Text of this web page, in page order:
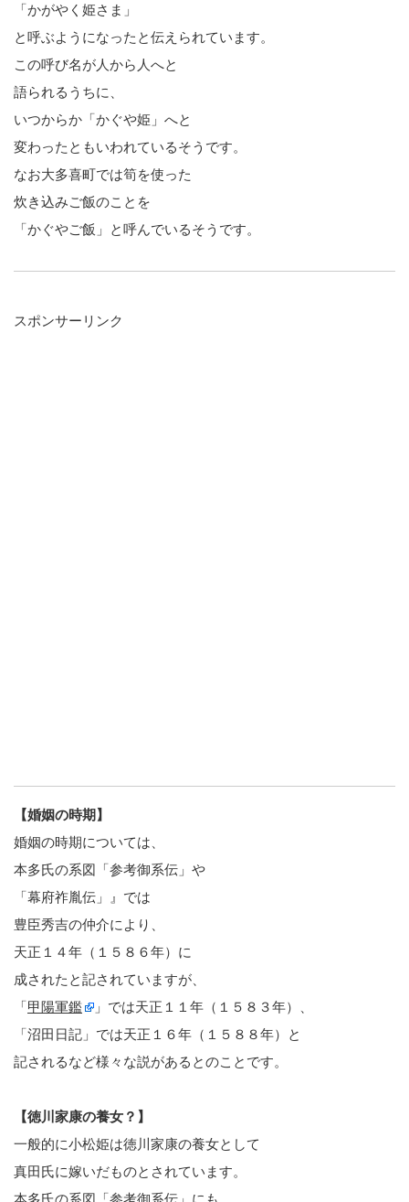
「かがやく姫さま」
と呼ぶようになったと伝えられています。
この呼び名が人から人へと
語られるうちに、
いつからか「かぐや姫」へと
変わったともいわれているそうです。
なお大多喜町では筍を使った
炊き込みご飯のことを
「かぐやご飯」と呼んでいるそうです。
スポンサーリンク
【婚姻の時期】
婚姻の時期については、
本多氏の系図「参考御系伝」や
「幕府祚胤伝」』では
豊臣秀吉の仲介により、
天正１４年（１５８６年）に
成されたと記されていますが、
「甲陽軍鑑
」では天正１１年（１５８３年）、
「沼田日記」では天正１６年（１５８８年）と
記されるなど様々な説があるとのことです。
【徳川家康の養女？】
一般的に小松姫は徳川家康の養女として
真田氏に嫁いだものとされています。
本多氏の系図「参考御系伝」にも